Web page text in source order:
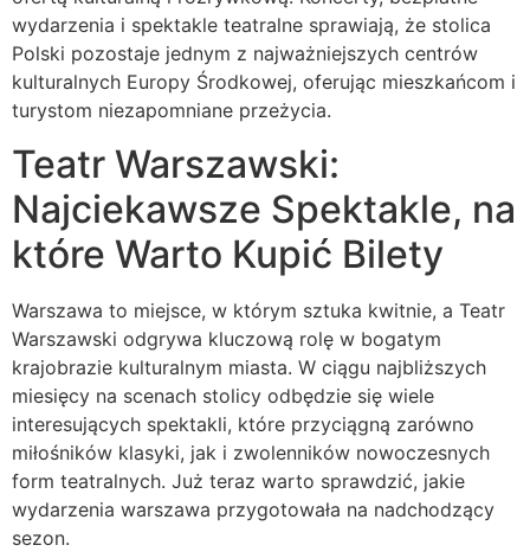
wydarzenia i spektakle teatralne sprawiają, że stolica
Polski pozostaje jednym z najważniejszych centrów
kulturalnych Europy Środkowej, oferując mieszkańcom i
turystom niezapomniane przeżycia.
Teatr Warszawski:
Najciekawsze Spektakle, na
które Warto Kupić Bilety
Warszawa to miejsce, w którym sztuka kwitnie, a Teatr
Warszawski odgrywa kluczową rolę w bogatym
krajobrazie kulturalnym miasta. W ciągu najbliższych
miesięcy na scenach stolicy odbędzie się wiele
interesujących spektakli, które przyciągną zarówno
miłośników klasyki, jak i zwolenników nowoczesnych
form teatralnych. Już teraz warto sprawdzić, jakie
wydarzenia warszawa przygotowała na nadchodzący
sezon.